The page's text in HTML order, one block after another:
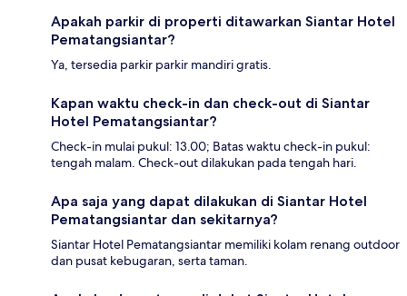
Apakah parkir di properti ditawarkan Siantar Hotel
Pematangsiantar?
Ya, tersedia parkir parkir mandiri gratis.
Kapan waktu check-in dan check-out di Siantar
Hotel Pematangsiantar?
Check-in mulai pukul: 13.00; Batas waktu check-in pukul:
tengah malam. Check-out dilakukan pada tengah hari.
Apa saja yang dapat dilakukan di Siantar Hotel
Pematangsiantar dan sekitarnya?
Siantar Hotel Pematangsiantar memiliki kolam renang outdoor
dan pusat kebugaran, serta taman.